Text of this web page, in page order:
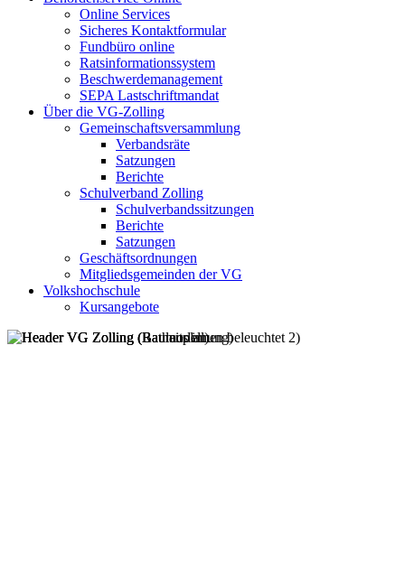
Online Services
Sicheres Kontaktformular
Fundbüro online
Ratsinformationssystem
Beschwerdemanagement
SEPA Lastschriftmandat
Über die VG-Zolling
Gemeinschaftsversammlung
Verbandsräte
Satzungen
Berichte
Schulverband Zolling
Schulverbandssitzungen
Berichte
Satzungen
Geschäftsordnungen
Mitgliedsgemeinden der VG
Volkshochschule
Kursangebote